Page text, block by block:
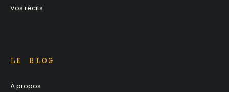
Vos récits
LE BLOG
À propos